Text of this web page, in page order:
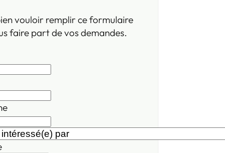
vouloir remplir ce formulaire
faire part de vos demandes.